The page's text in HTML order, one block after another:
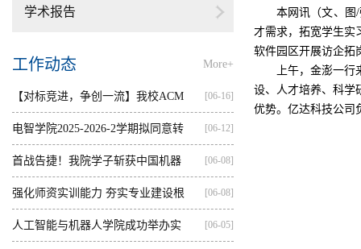
学术报告
工作动态 More+
【对标竞进，争创一流】我校ACM
集训...
[06-16]
电智学院2025-2026-2学期拟同意转
出...
[06-12]
首战告捷！我院学子斩获中国机器
人...
[06-08]
强化师资实训能力 夯实专业建设根
基...
[06-08]
人工智能与机器人学院成功举办实 [06-05]
本网讯（文、图/
才需求，拓宽学生实
软件园区开展访企拓
上午，金澎一
设、人才培养、科学
优势。亿达科技公司